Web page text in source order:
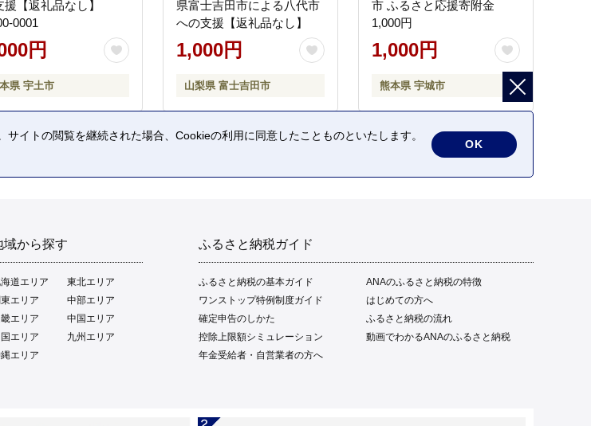
援【返礼品なし】
0001
円
県 宇土市
県富士吉田市による八代市
への支援【返礼品なし】
1,000円
山梨県 富士吉田市
市 ふるさと応援寄附金
1,000円
1,000円
熊本県 宇城市
域から探す
道エリア
東北エリア
エリア
中部エリア
エリア
中国エリア
国エリア
九州エリア
エリア
ふるさと納税ガイド
ふるさと納税の基本ガイド
ANAのふるさと納税の特徴
ワンストップ特例制度ガイド
はじめての方へ
確定申告のしかた
ふるさと納税の流れ
控除上限額シミュレーション
動画でわかるANAのふるさと納税
年金受給者・自営業者の方へ
イトの閲覧を継続された場合、Cookieの利用に同意したことものといたします。
OK